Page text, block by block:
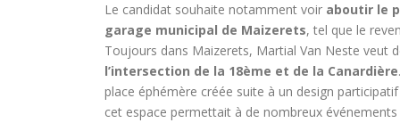
Le candidat souhaite notamment voir aboutir le
garage municipal de Maizerets, tel que le
Toujours dans Maizerets, Martial Van Neste veut
l’intersection de la 18ème et de la Canardière
place éphémère créée suite à un design
cet espace permettait à de nombreux